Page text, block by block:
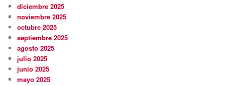
diciembre 2025
noviembre 2025
octubre 2025
septiembre 2025
agosto 2025
julio 2025
junio 2025
mayo 2025